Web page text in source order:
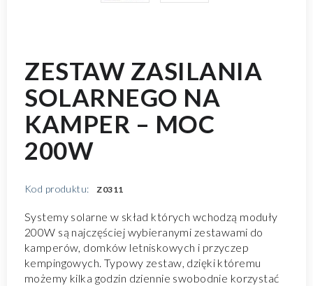
ZESTAW ZASILANIA
SOLARNEGO NA
KAMPER – MOC
200W
Kod produktu: Z0311
Systemy solarne w skład których wchodzą moduły
200W są najczęściej wybieranymi zestawami do
kamperów, domków letniskowych i przyczep
kempingowych. Typowy zestaw, dzięki któremu
możemy kilka godzin dziennie swobodnie korzystać